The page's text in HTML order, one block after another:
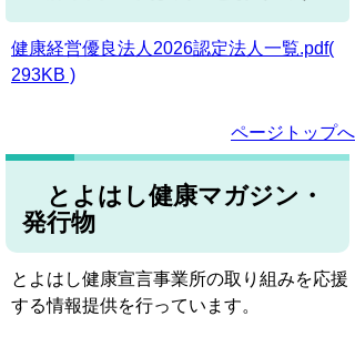
健康経営優良法人2026認定法人一覧.pdf(
293KB )
ページトップへ
とよはし健康マガジン・
発行物
とよはし健康宣言事業所の取り組みを応援
する情報提供を行っています。